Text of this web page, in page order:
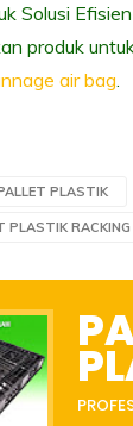
Solusi
produk
air bag.
PLASTIK
PLASTIK RACKING